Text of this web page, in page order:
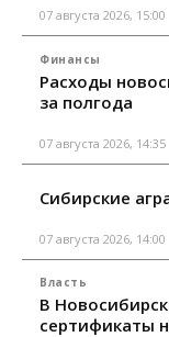
07 августа 2026, 15:00
Финансы
Расходы
за полгода
07 августа 2026, 14:35
Сибирские
07 августа 2026, 14:00
Власть
В
сертификаты